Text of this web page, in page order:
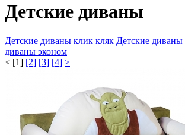
Детские диваны
Детские диваны клик кляк Детские диваны
диваны эконом
< [1] [2] [3] [4] >